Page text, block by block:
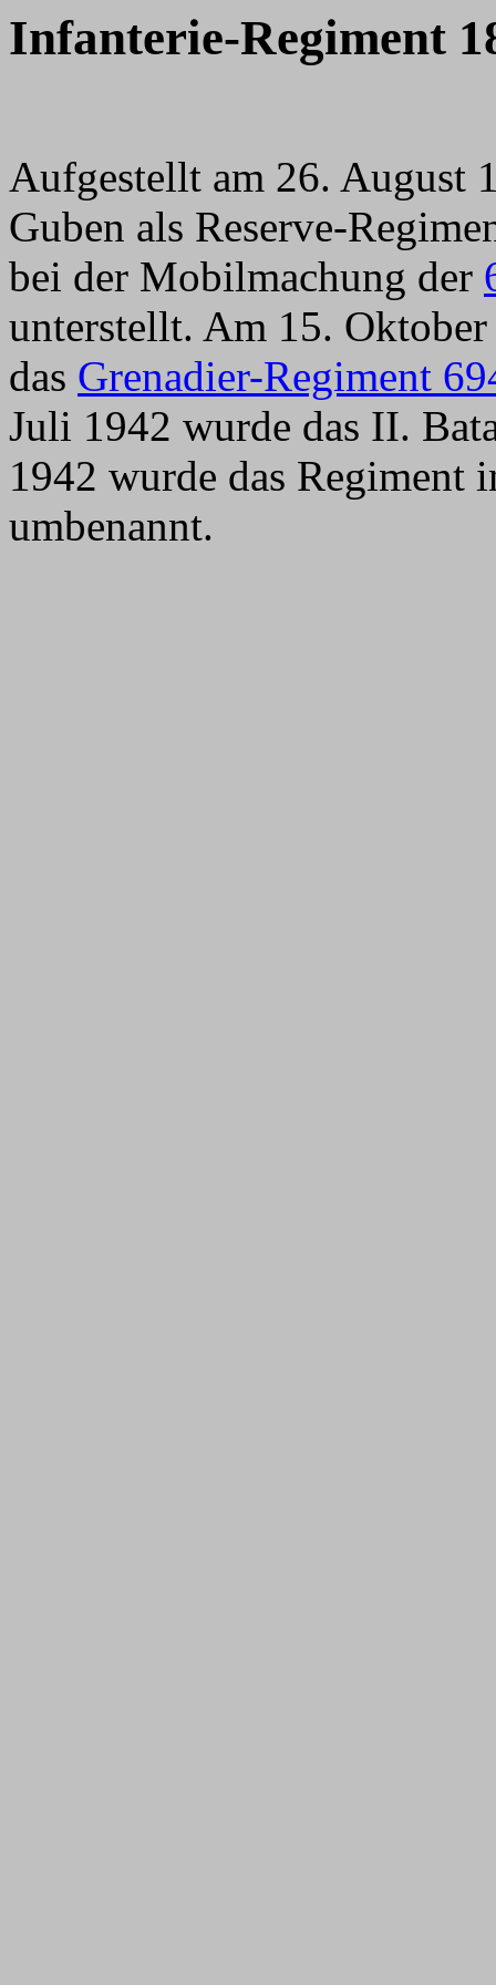
Infanterie-Regiment
Aufgestellt am 26. August
Guben als Reserve-
bei der Mobilmachung der
unterstellt. Am 15.
das Grenadier-Regiment
Juli 1942 wurde das II.
1942 wurde das Regiment
umbenannt.